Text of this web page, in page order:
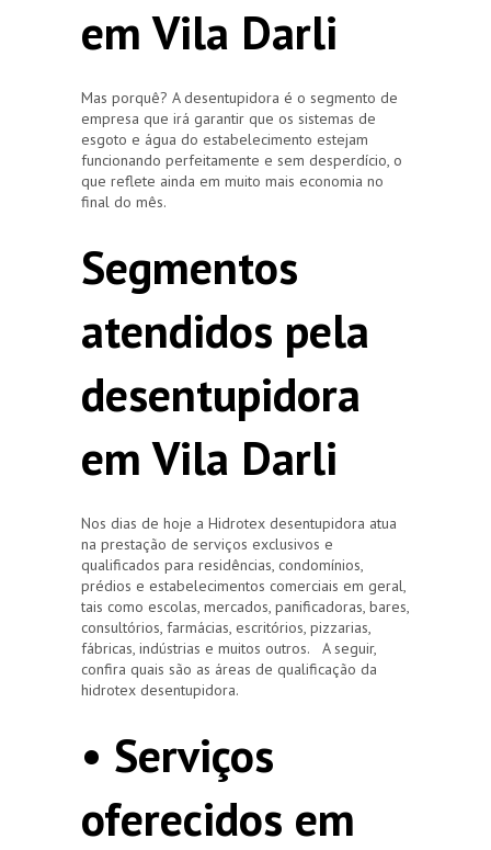
em Vila Darli
Mas porquê? A desentupidora é o segmento de
empresa que irá garantir que os sistemas de
esgoto e água do estabelecimento estejam
funcionando perfeitamente e sem desperdício, o
que reflete ainda em muito mais economia no
final do mês.
Segmentos
atendidos pela
desentupidora
em Vila Darli
Nos dias de hoje a Hidrotex desentupidora atua
na prestação de serviços exclusivos e
qualificados para residências, condomínios,
prédios e estabelecimentos comerciais em geral,
tais como escolas, mercados, panificadoras, bares,
consultórios, farmácias, escritórios, pizzarias,
fábricas, indústrias e muitos outros. A seguir,
confira quais são as áreas de qualificação da
hidrotex desentupidora.
• Serviços
oferecidos em